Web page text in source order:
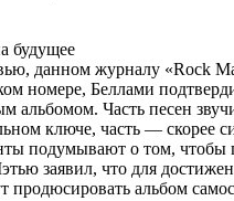
будущее
данном журналу «Rock
номере, Беллами
альбомом. Часть песен
ключе, часть — скорее
подумывают о том, чтобы
заявил, что для
продюсировать альбом